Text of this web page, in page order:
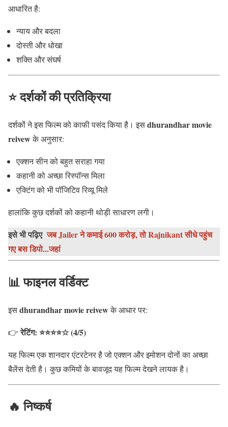
आधारित है:
न्याय और बदला
दोस्ती और धोखा
शक्ति और संघर्ष
⭐ दर्शकों की प्रतिक्रिया
दर्शकों ने इस फिल्म को काफी पसंद किया है। इसdhurandhar movie
reivewके अनुसार:
एक्शन सीन को बहुत सराहा गया
कहानी को अच्छा रिस्पॉन्स मिला
एक्टिंग को भी पॉजिटिव रिव्यू मिले
हालांकि कुछ दर्शकों को कहानी थोड़ी साधारण लगी।
इसे भी पढ़िए जब Jailer ने कमाई 600 करोड़, तो Rajnikant सीधे पहुंच
गए बस डिपो...जहां
📊 फाइनल वर्डिक्ट
इसdhurandhar movie reivewके आधार पर:
👉रेटिंग: ⭐⭐⭐⭐☆ (4/5)
यह फिल्म एक शानदार एंटरटेनर है जो एक्शन और इमोशन दोनों का अच्छा
बैलेंस देती है। कुछ कमियों के बावजूद यह फिल्म देखने लायक है।
🔥 निष्कर्ष